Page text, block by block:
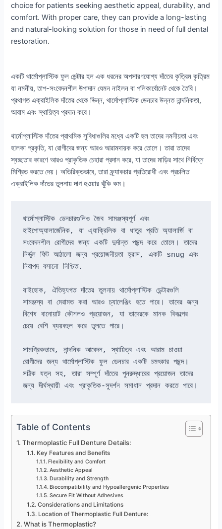
choice for patients seeking aesthetic appeal, durability, and
comfort. With proper care, they can provide a long-lasting
and natural-looking solution for those in need of full dental
restoration.
একটি থার্মোপ্লাস্টিক ফুল ডেন্টার হল এক ধরনের অপসারণযোগ্য দাঁতের কৃত্রিম কৃত্রিম
যা নমনীয়, তাপ-সংবেদনশীল উপাদান যেমন নাইলন বা পলিকার্বোনেট থেকে তৈরি।
প্রথাগত এক্রাইলিক দাঁতের থেকে ভিন্ন, থার্মোপ্লাস্টিক ডেনচার উন্নত নান্দনিকতা,
আরাম এবং স্থায়িত্ব প্রদান করে।
থার্মোপ্লাস্টিক দাঁতের প্রাথমিক সুবিধাগুলির মধ্যে একটি হল তাদের নমনীয়তা এবং
হালকা প্রকৃতি, যা রোগীদের জন্য আরও আরামদায়ক করে তোলে। তারা তাদের
স্বচ্ছতার কারণে আরও প্রাকৃতিক চেহারা প্রদান করে, যা তাদের মাড়ির সাথে নির্বিঘ্নে
মিশ্রিত করতে দেয়। অতিরিক্তভাবে, তারা ফ্র্যাকচার প্রতিরোধী এবং প্রচলিত
এক্রাইলিক দাঁতের তুলনায় দাগ হওয়ার ঝুঁকি কম।
থার্মোপ্লাস্টিক ডেনচারগুলিও জৈব সামঞ্জস্যপূর্ণ এবং
হাইপোঅ্যালার্জেনিক, যা এ্যাক্রিলিক বা ধাতুর প্রতি অ্যালার্জি বা
সংবেদনশীল রোগীদের জন্য একটি দুর্দান্ত পছন্দ করে তোলে। তাদের
নির্ভুল ফিট আঠালো জন্য প্রয়োজনীয়তা হ্রাস, একটি snug এবং
নিরাপদ বসানো নিশ্চিত.
যাইহোক, ঐতিহ্যগত দাঁতের তুলনায় থার্মোপ্লাস্টিক ডেন্টারগুলি
সামঞ্জস্য বা মেরামত করা আরও চ্যালেঞ্জিং হতে পারে। তাদের জন্য
বিশেষ বানোয়াট কৌশলও প্রয়োজন, যা তাদেরকে মানক বিকল্পের
চেয়ে বেশি ব্যয়বহুল করে তুলতে পারে।
সামগ্রিকভাবে, নান্দনিক আবেদন, স্থায়িত্ব এবং আরাম চাওয়া
রোগীদের জন্য থার্মোপ্লাস্টিক ফুল ডেনচার একটি চমৎকার পছন্দ।
সঠিক যত্ন সহ, তারা সম্পূর্ণ দাঁতের পুনরুদ্ধারের প্রয়োজন তাদের
জন্য দীর্ঘস্থায়ী এবং প্রাকৃতিক-সুদর্শন সমাধান প্রদান করতে পারে।
Table of Contents
Thermoplastic Full Denture Details:
Key Features and Benefits
Flexibility and Comfort
Aesthetic Appeal
Durability and Strength
Biocompatibility and Hypoallergenic Properties
Secure Fit Without Adhesives
Considerations and Limitations
Location of Thermoplastic Full Denture:
What is Thermoplastic?